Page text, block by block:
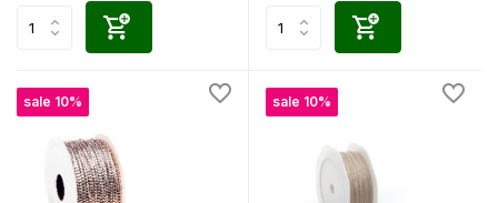
sale 10% sale 10%